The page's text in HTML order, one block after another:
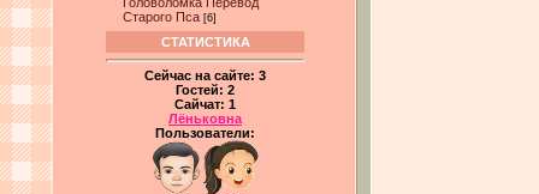
Старого Пса [6]
СТАТИСТИКА
Сейчас на сайте: 3
Гостей: 2
Сайчат: 1
Лёньковна
Пользователи: